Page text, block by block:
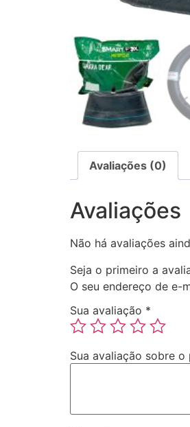
Avaliações (0)
Avaliações
Não há avaliações
Seja o primeiro a
O seu endereço de e-
Sua avaliação *
Sua avaliação sobre o